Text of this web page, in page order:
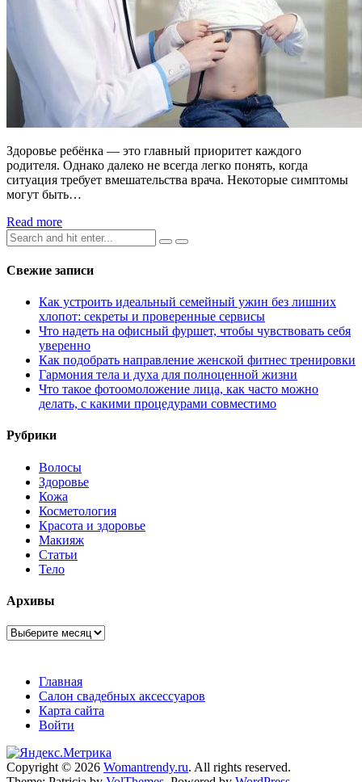
Здоровье ребёнка — это главный приоритет каждого
родителя. Однако далеко не всегда легко понять, когда
ситуация требует вмешательства врача. Некоторые симптомы
могут быть…
Read more
Search
for:
Свежие записи
Как устроить идеальный семейный ужин без лишних
хлопот: секреты и проверенные сервисы
Что надеть на офисный фуршет, чтобы чувствовать себя
уверенно
Как подобрать направление женской фитнес тренировки
Гармония тела и духа для полноценной жизни
Что такое фотоомоложение лица, как часто можно
делать, с какими процедурами совместимо
Рубрики
Волосы
Здоровье
Кожа
Косметология
Красота и здоровье
Макияж
Статьи
Тело
Архивы
Архивы
Главная
Салон свадебных аксессуаров
Карта сайта
Войти
Copyright © 2026 Womantrendy.ru. All rights reserved.